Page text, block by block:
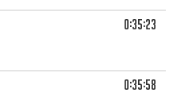
0:35:23
0:35:58